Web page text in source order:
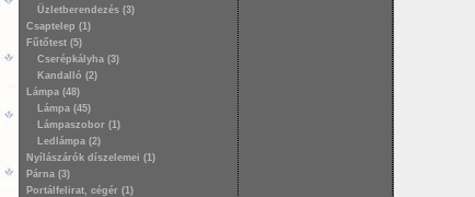
Üzletberendezés (3)
Csaptelep (1)
Fűtőtest (5)
Cserépkályha (3)
Kandalló (2)
Lámpa (48)
Lámpa (45)
Lámpaszobor (1)
Ledlámpa (2)
Nyílászárók díszelemei (1)
Párna (3)
Portálfelirat, cégér (1)